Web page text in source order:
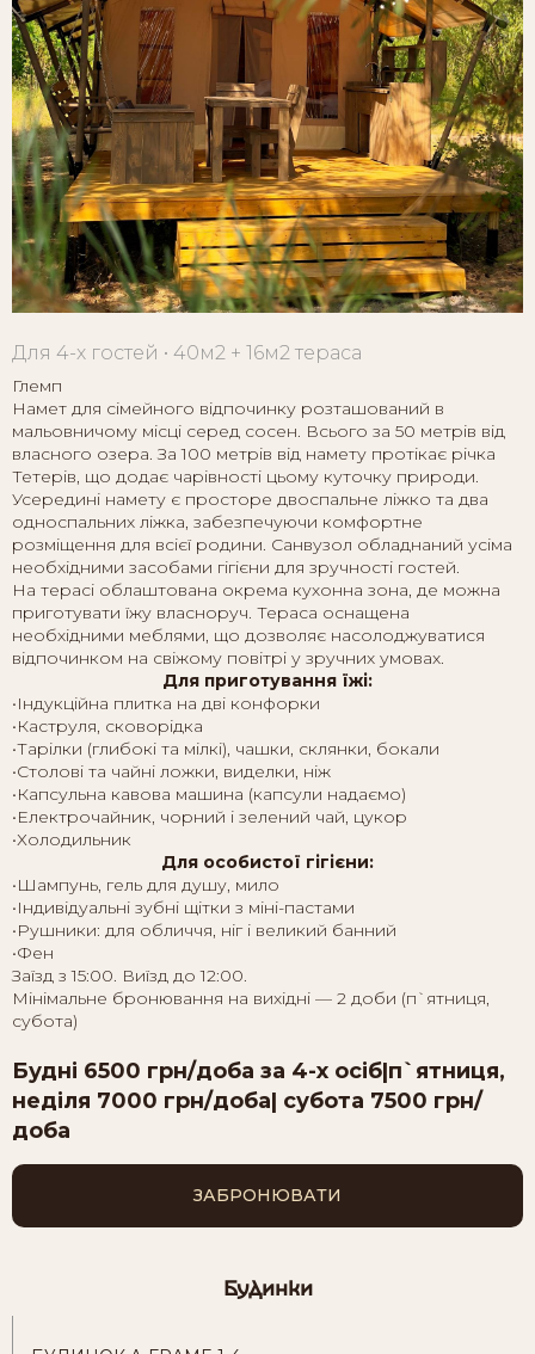
Для 4-х гостей • 40м2 + 16м2 тераса
Глемп
Намет для сімейного відпочинку розташований в
мальовничому місці серед сосен. Всього за 50 метрів від
власного озера. За 100 метрів від намету протікає річка
Тетерів, що додає чарівності цьому куточку природи.
Усередині намету є просторе двоспальне ліжко та два
односпальних ліжка, забезпечуючи комфортне
розміщення для всієї родини. Санвузол обладнаний усіма
необхідними засобами гігієни для зручності гостей.
На терасі облаштована окрема кухонна зона, де можна
приготувати їжу власноруч. Тераса оснащена
необхідними меблями, що дозволяє насолоджуватися
відпочинком на свіжому повітрі у зручних умовах.
Для приготування їжі:
•Індукційна плитка на дві конфорки
•Каструля, сковорідка
•Тарілки (глибокі та мілкі), чашки, склянки, бокали
•Столові та чайні ложки, виделки, ніж
•Капсульна кавова машина (капсули надаємо)
•Електрочайник, чорний і зелений чай, цукор
•Холодильник
Для особистої гігієни:
•Шампунь, гель для душу, мило
•Індивідуальні зубні щітки з міні-пастами
•Рушники: для обличчя, ніг і великий банний
•Фен
Заїзд з 15:00. Виїзд до 12:00.
Мінімальне бронювання на вихідні — 2 доби (п`ятниця,
субота)
Будні 6500 грн/доба за 4-х осіб|п`ятниця,
неділя 7000 грн/доба| субота 7500 грн/
доба
ЗАБРОНЮВАТИ
Будинки